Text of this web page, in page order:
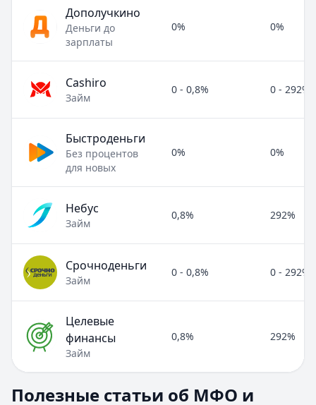
Дополучкино
Деньги до
зарплаты
0% 0%
Cashiro
Займ
0 - 0,8% 0 - 292%
Быстроденьги
Без процентов
для новых
0% 0%
Небус
Займ
0,8% 292%
Срочноденьги
Займ
0 - 0,8% 0 - 292%
Целевые
финансы
Займ
0,8% 292%
Раздел:МФО и микрозаймы. Всего статей: 8.
Полезные статьи об МФО и